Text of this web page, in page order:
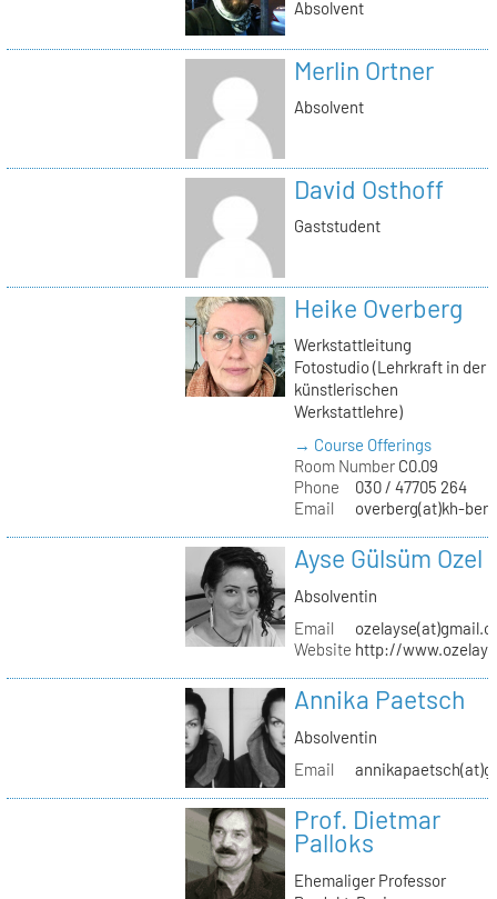
Absolvent
Merlin Ortner
Absolvent
David Osthoff
Gaststudent
Heike Overberg
Werkstattleitung
Fotostudio (Lehrkraft in der
künstlerischen
Werkstattlehre)
→ Course Offerings
Room NumberC0.09
Phone
030 / 47705 264
Email
overberg(at)kh-
Ayse Gülsüm Ozel
Absolventin
Email
Website http://
Annika Paetsch
Absolventin
Email
Prof. Dietmar
Palloks
Ehemaliger Professor